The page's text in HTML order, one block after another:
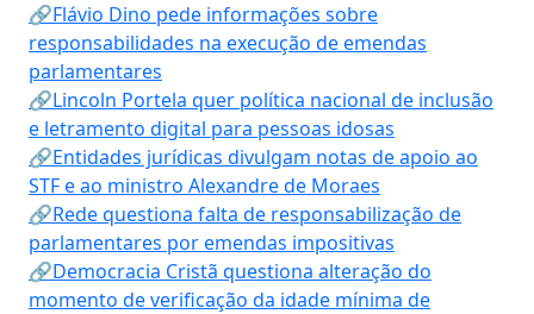
🔗Flávio Dino pede informações sobre
responsabilidades na execução de emendas
parlamentares
🔗Lincoln Portela quer política nacional de inclusão
e letramento digital para pessoas idosas
🔗Entidades jurídicas divulgam notas de apoio ao
STF e ao ministro Alexandre de Moraes
🔗Rede questiona falta de responsabilização de
parlamentares por emendas impositivas
🔗Democracia Cristã questiona alteração do
momento de verificação da idade mínima de